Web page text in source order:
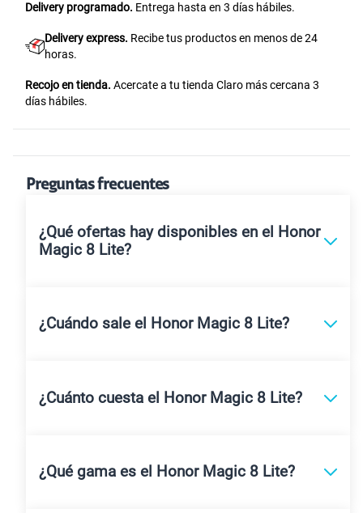
Delivery programado. Entrega hasta en 3 días hábiles.
Delivery express. Recibe tus productos en menos de 24
horas.
Recojo en tienda. Acercate a tu tienda Claro más cercana 3
días hábiles.
Preguntas frecuentes
¿Qué ofertas hay disponibles en el Honor
Magic 8 Lite?
¿Cuándo sale el Honor Magic 8 Lite?
¿Cuánto cuesta el Honor Magic 8 Lite?
¿Qué gama es el Honor Magic 8 Lite?